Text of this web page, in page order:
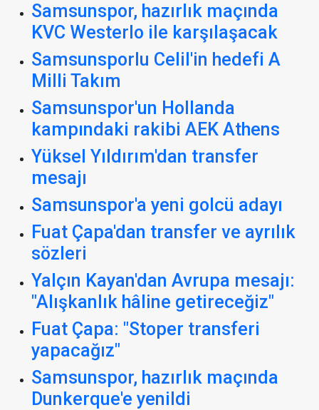
Samsunspor, hazırlık maçında
KVC Westerlo ile karşılaşacak
Samsunsporlu Celil'in hedefi A
Milli Takım
Samsunspor'un Hollanda
kampındaki rakibi AEK Athens
Yüksel Yıldırım'dan transfer
mesajı
Samsunspor'a yeni golcü adayı
Fuat Çapa'dan transfer ve ayrılık
sözleri
Yalçın Kayan'dan Avrupa mesajı:
"Alışkanlık hâline getireceğiz"
Fuat Çapa: "Stoper transferi
yapacağız"
Samsunspor, hazırlık maçında
Dunkerque'e yenildi